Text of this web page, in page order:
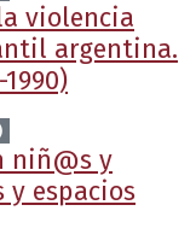
violencia
argentina.
niñ@s y
y espacios